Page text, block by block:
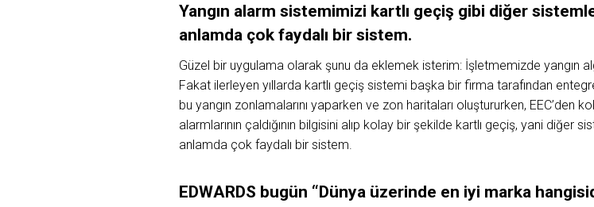
Yangın alarm sistemimizi kartlı geçiş gibi diğer
anlamda çok faydalı bir sistem.
Güzel bir uygulama olarak şunu da eklemek isterim: İşletmemizde yangın
Fakat ilerleyen yıllarda kartlı geçiş sistemi başka bir firma tarafından
bu yangın zonlamalarını yaparken ve zon haritaları oluştururken, EEC’den
alarmlarının çaldığının bilgisini alıp kolay bir şekilde kartlı geçiş, yani
anlamda çok faydalı bir sistem.
EDWARDS bugün “Dünya üzerinde en iyi marka